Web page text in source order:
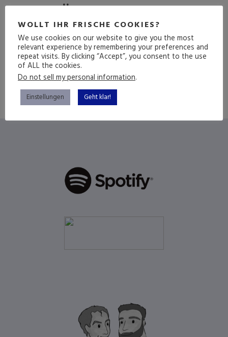
DIE NÄRRISCHE FOLGE
(mehr …)
WOLLT IHR FRISCHE COOKIES?
We use cookies on our website to give you the most
relevant experience by remembering your preferences and
repeat visits. By clicking “Accept”, you consent to the use
of ALL the cookies.
Do not sell my personal information.
Einstellungen Geht klar!